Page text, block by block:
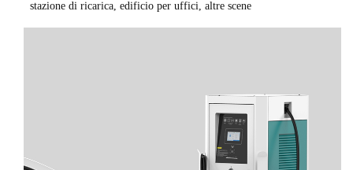
stazione di ricarica, edificio per uffici, altre scene